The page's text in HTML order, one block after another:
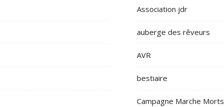
Association jdr
auberge des rêveurs
AVR
bestiaire
Campagne Marche Morts